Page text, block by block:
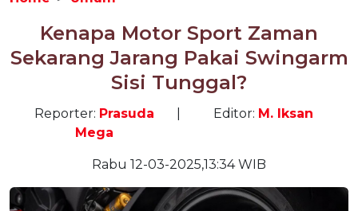
Kenapa Motor Sport Zaman
Sekarang Jarang Pakai Swingarm
Sisi Tunggal?
Reporter: Prasuda
Mega
Editor: M. Iksan
Rabu 12-03-2025,13:34 WIB